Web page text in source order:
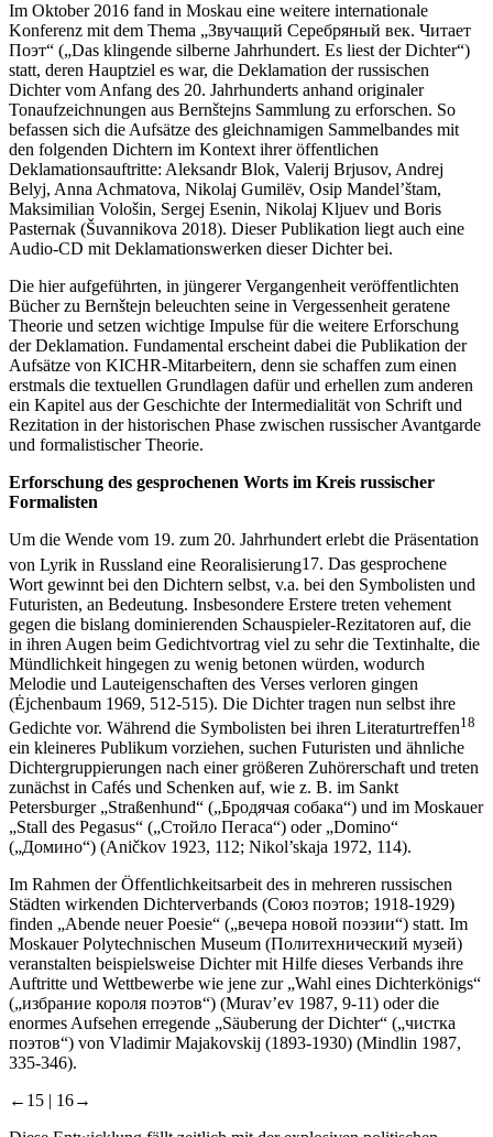
Im Oktober 2016 fand in Moskau eine weitere internationale
Konferenz mit dem Thema „Звучащий Серебряный век. Читает
Поэт“ („Das klingende silberne Jahrhundert. Es liest der Dichter“)
statt, deren Hauptziel es war, die Deklamation der russischen
Dichter vom Anfang des 20. Jahrhunderts anhand originaler
Tonaufzeichnungen aus Bernštejns Sammlung zu erforschen. So
befassen sich die Aufsätze des gleichnamigen Sammelbandes mit
den folgenden Dichtern im Kontext ihrer öffentlichen
Deklamationsauftritte: Aleksandr Blok, Valerij Brjusov, Andrej
Belyj, Anna Achmatova, Nikolaj Gumilёv, Osip Mandel’štam,
Maksimilian Vološin, Sergej Esenin, Nikolaj Kljuev und Boris
Pasternak (Šuvannikova 2018). Dieser Publikation liegt auch eine
Audio-CD mit Deklamationswerken dieser Dichter bei.
Die hier aufgeführten, in jüngerer Vergangenheit veröffentlichten
Bücher zu Bernštejn beleuchten seine in Vergessenheit geratene
Theorie und setzen wichtige Impulse für die weitere Erforschung
der Deklamation. Fundamental erscheint dabei die Publikation der
Aufsätze von KICHR-Mitarbeitern, denn sie schaffen zum einen
erstmals die textuellen Grundlagen dafür und erhellen zum anderen
ein Kapitel aus der Geschichte der Intermedialität von Schrift und
Rezitation in der historischen Phase zwischen russischer Avantgarde
und formalistischer Theorie.
Erforschung des gesprochenen Worts im Kreis russischer
Formalisten
Um die Wende vom 19. zum 20. Jahrhundert erlebt die Präsentation
von Lyrik in Russland eine Reoralisierung17. Das gesprochene
Wort gewinnt bei den Dichtern selbst, v.a. bei den Symbolisten und
Futuristen, an Bedeutung. Insbesondere Erstere treten vehement
gegen die bislang dominierenden Schauspieler-Rezitatoren auf, die
in ihren Augen beim Gedichtvortrag viel zu sehr die Textinhalte, die
Mündlichkeit hingegen zu wenig betonen würden, wodurch
Melodie und Lauteigenschaften des Verses verloren gingen
(Ėjchenbaum 1969, 512-515). Die Dichter tragen nun selbst ihre
Gedichte vor. Während die Symbolisten bei ihren Literaturtreffen18
ein kleineres Publikum vorziehen, suchen Futuristen und ähnliche
Dichtergruppierungen nach einer größeren Zuhörerschaft und treten
zunächst in Cafés und Schenken auf, wie z. B. im Sankt
Petersburger „Straßenhund“ („Бродячая собака“) und im Moskauer
„Stall des Pegasus“ („Стойло Пегаса“) oder „Domino“
(„Домино“) (Aničkov 1923, 112; Nikol’skaja 1972, 114).
Im Rahmen der Öffentlichkeitsarbeit des in mehreren russischen
Städten wirkenden Dichterverbands (Союз поэтов; 1918-1929)
finden „Abende neuer Poesie“ („вечера новой поэзии“) statt. Im
Moskauer Polytechnischen Museum (Политехнический музей)
veranstalten beispielsweise Dichter mit Hilfe dieses Verbands ihre
Auftritte und Wettbewerbe wie jene zur „Wahl eines Dichterkönigs“
(„избрание короля поэтов“) (Murav’ev 1987, 9-11) oder die
enormes Aufsehen erregende „Säuberung der Dichter“ („чистка
поэтов“) von Vladimir Majakovskij (1893-1930) (Mindlin 1987,
335-346).
←15 | 16→